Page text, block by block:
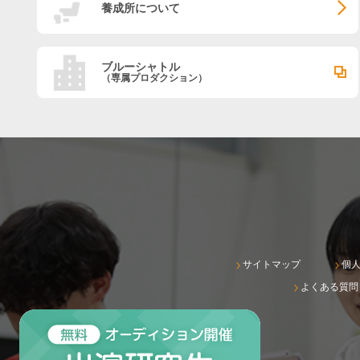
養成所について
ブルーシャトル
（専属プロダクション）
サイトマップ
個
よくある質問